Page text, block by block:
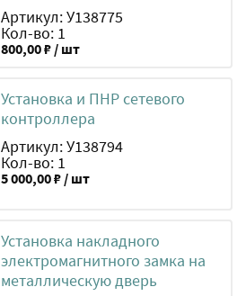
Артикул: У138775
Кол-во: 1
800,00 ₽ / шт
Установка и ПНР сетевого
контроллера
Артикул: У138794
Кол-во: 1
5 000,00 ₽ / шт
Установка накладного
электромагнитного замка на
металлическую дверь